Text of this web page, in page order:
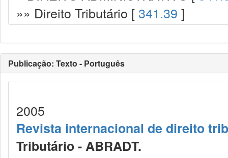
»» Direito Tributário [ 341.39 ]
Publicação: Texto - Português
2005
Revista internacional de direito
Tributário - ABRADT.